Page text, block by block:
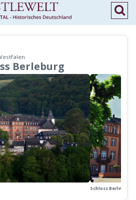
Berleburg
Schloss Berleburg,